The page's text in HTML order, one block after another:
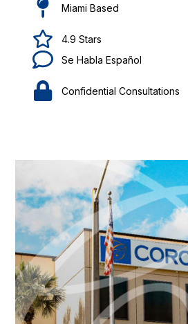
Miami Based
4.9 Stars
Se Habla Español
Confidential Consultations